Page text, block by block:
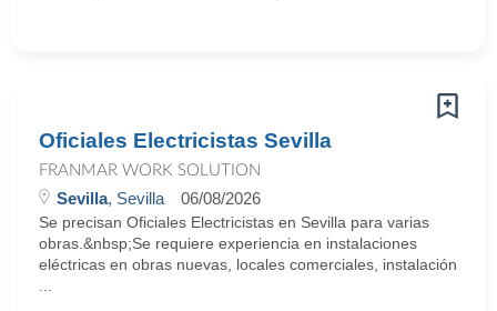
Oficiales Electricistas Sevilla
FRANMAR WORK SOLUTION
Sevilla, Sevilla 06/08/2026
Se precisan Oficiales Electricistas en Sevilla para varias
obras.&nbsp;Se requiere experiencia en instalaciones
eléctricas en obras nuevas, locales comerciales, instalación